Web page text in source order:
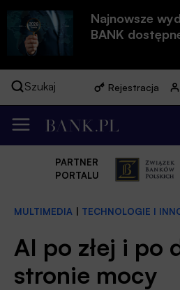
Najnowsze
BANK
Szukaj Rejestracja
PARTNER
PORTALU
MULTIMEDIA TECHNOLOGIE I
AI po złej i po
stronie mocy